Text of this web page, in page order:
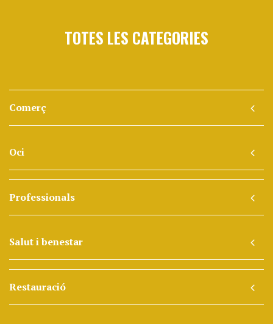
TOTES LES CATEGORIES
Comerç
Oci
Professionals
Salut i benestar
Restauració